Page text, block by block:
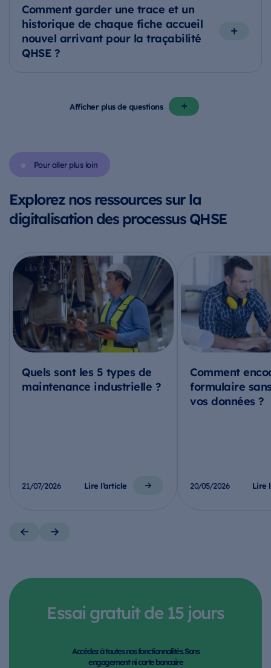
Comment garder une trace et un
historique de chaque fiche accueil
nouvel arrivant pour la traçabilité
QHSE ?
Afficher plus de questions
Pour aller plus loin
Explorez nos ressources sur la
digitalisation des processus QHSE
Quels sont les 5 types de
maintenance industrielle ?
21/07/2026 Lire l’article
Comment
formulaire
vos données ?
20/05/2026 Lire
Essai gratuit de 15 jours
Accédez à toutes nos fonctionnalités. Sans
engagement ni carte bancaire